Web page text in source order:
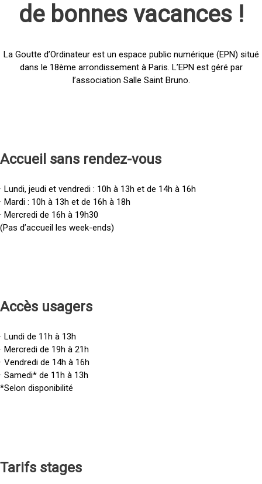
de bonnes vacances !
La Goutte d’Ordinateur est un espace public numérique (EPN) situé
dans le 18ème arrondissement à Paris. L’EPN est géré par
l’association Salle Saint Bruno.
Accueil sans rendez-vous
· Lundi, jeudi et vendredi : 10h à 13h et de 14h à 16h
· Mardi : 10h à 13h et de 16h à 18h
· Mercredi de 16h à 19h30
(Pas d’accueil les week-ends)
Accès usagers
· Lundi de 11h à 13h
· Mercredi de 19h à 21h
· Vendredi de 14h à 16h
· Samedi* de 11h à 13h
*Selon disponibilité
Tarifs stages